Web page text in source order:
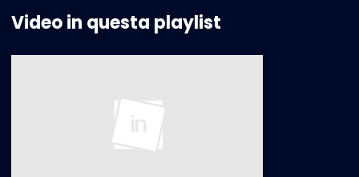
Video in questa playlist